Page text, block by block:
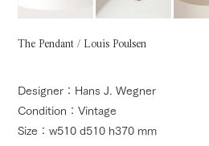
The Pendant / Louis Poulsen
Designer：Hans J. Wegner
Condition：Vintage
Size：w510 d510 h370 mm